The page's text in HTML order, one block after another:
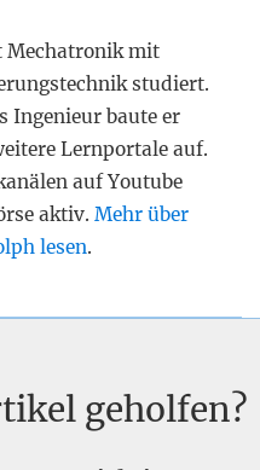
Mechatronik mit
studiert.
Ingenieur baute er
Lernportale auf.
auf Youtube
aktiv. Mehr über
lesen.
geholfen?